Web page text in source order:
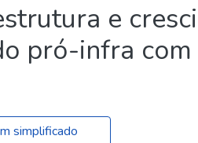
e
pró-infra
simplificado